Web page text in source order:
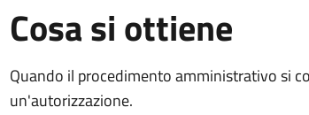
Cosa si ottiene
Quando il procedimento amministrativo si
un'autorizzazione.